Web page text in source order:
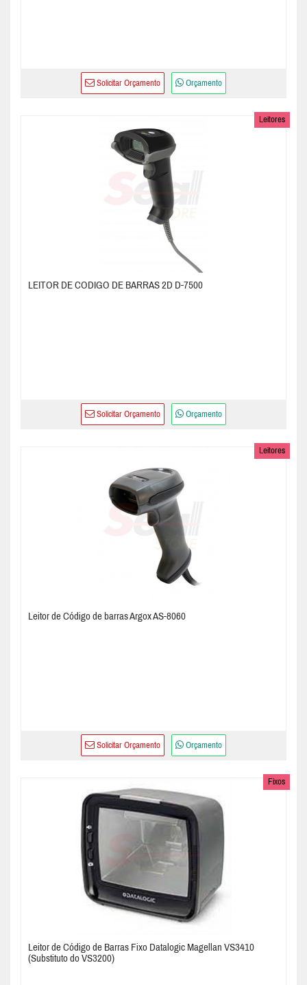
Solicitar Orçamento Orçamento
Leitores
LEITOR DE CODIGO DE BARRAS 2D D-7500
Solicitar Orçamento Orçamento
Leitores
Leitor de Código de barras Argox AS-8060
Solicitar Orçamento Orçamento
Fixos
Leitor de Código de Barras Fixo Datalogic Magellan VS3410
(Substituto do VS3200)